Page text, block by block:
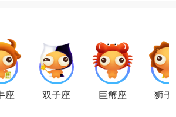
馈。
微放低标准
木星坐镇你的恋爱宫，这会为
气。
处女座 的爱总是有些偏激和
座 双子座 巨蟹座 狮子